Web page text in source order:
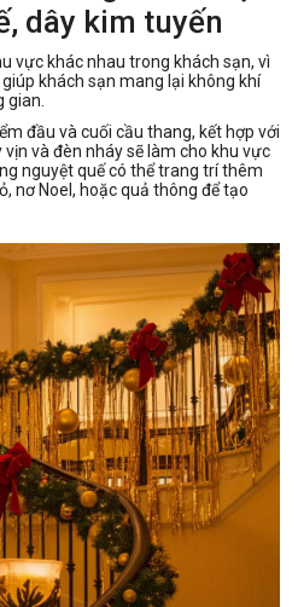
dây kim tuyến
vực khác nhau trong khách sạn, vì
khách sạn mang lại không khí
gian.
đầu và cuối cầu thang, kết hợp với
và đèn nháy sẽ làm cho khu vực
nguyệt quế có thể trang trí thêm
nơ Noel, hoặc quả thông để tạo